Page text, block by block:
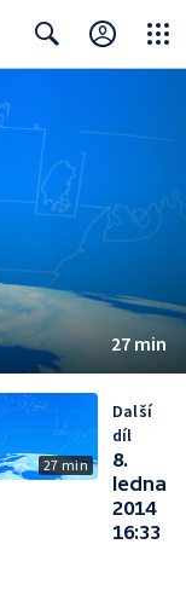
27 min
27 min
Další
díl
8.
ledna
2014
16:33